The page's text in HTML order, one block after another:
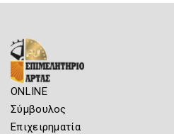
ONLINE
Σύμβουλος
Επιχειρηματία